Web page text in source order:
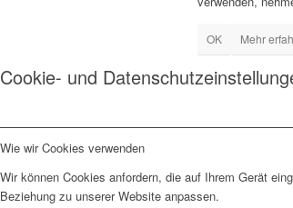
OK Mehr
Cookie- und
Wie wir Cookies verwenden
Wir können Cookies anfordern, die auf Ihrem Gerät
Beziehung zu unserer Website anpassen.